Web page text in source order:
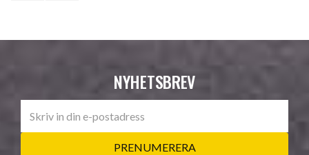
NYHETSBREV
PRENUMERERA